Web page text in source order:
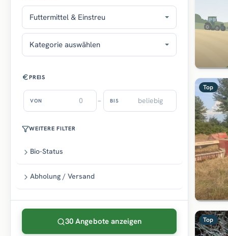
Futtermittel & Einstreu
Kategorie auswählen
PREIS
VON – BIS
WEITERE FILTER
Bio-Status
Abholung / Versand
30 Angebote anzeigen
Top
Top